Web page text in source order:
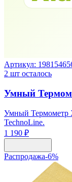
Артикул:
2 шт осталось
Умный
Умный Термометр
TechnoLine.
1 190 ₽
Распродажа-6%